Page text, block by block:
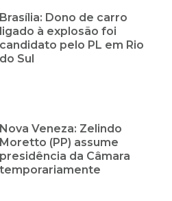
Brasília: Dono de carro
ligado à explosão foi
candidato pelo PL em Rio
do Sul
Nova Veneza: Zelindo
Moretto (PP) assume
presidência da Câmara
temporariamente